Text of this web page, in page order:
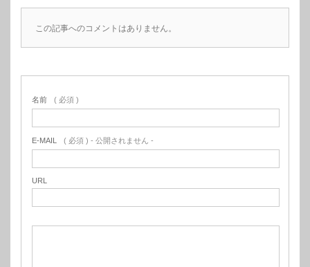
この記事へのコメントはありません。
名前 ( 必須 )
E-MAIL ( 必須 ) - 公開されません -
URL